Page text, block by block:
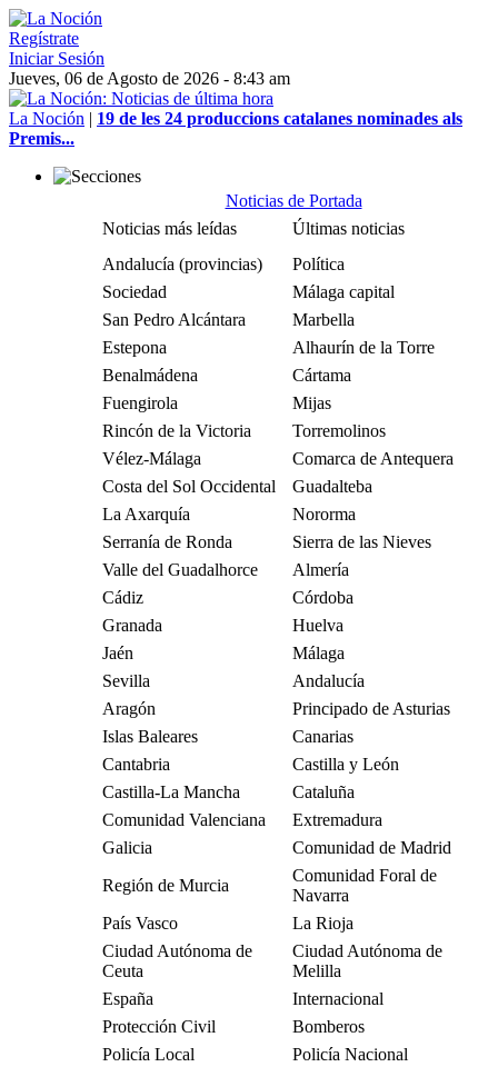
Regístrate
Iniciar Sesión
Jueves, 06 de Agosto de 2026 - 8:43 am
La Noción | 19 de les 24 produccions catalanes nominades als
Premis...
Noticias de Portada
Noticias más leídas
Últimas noticias
Andalucía (provincias)
Política
Sociedad
Málaga capital
San Pedro Alcántara
Marbella
Estepona
Alhaurín de la Torre
Benalmádena
Cártama
Fuengirola
Mijas
Rincón de la Victoria
Torremolinos
Vélez-Málaga
Comarca de Antequera
Costa del Sol Occidental
Guadalteba
La Axarquía
Nororma
Serranía de Ronda
Sierra de las Nieves
Valle del Guadalhorce
Almería
Cádiz
Córdoba
Granada
Huelva
Jaén
Málaga
Sevilla
Andalucía
Aragón
Principado de Asturias
Islas Baleares
Canarias
Cantabria
Castilla y León
Castilla-La Mancha
Cataluña
Comunidad Valenciana
Extremadura
Galicia
Comunidad de Madrid
Región de Murcia
Comunidad Foral de
Navarra
País Vasco
La Rioja
Ciudad Autónoma de
Ceuta
Ciudad Autónoma de
Melilla
España
Internacional
Protección Civil
Bomberos
Policía Local
Policía Nacional